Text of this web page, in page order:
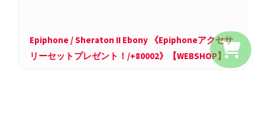
Epiphone / Sheraton II Ebony 《Epiphoneアクセサ
リーセットプレゼント！/+80002》【WEBSHOP】